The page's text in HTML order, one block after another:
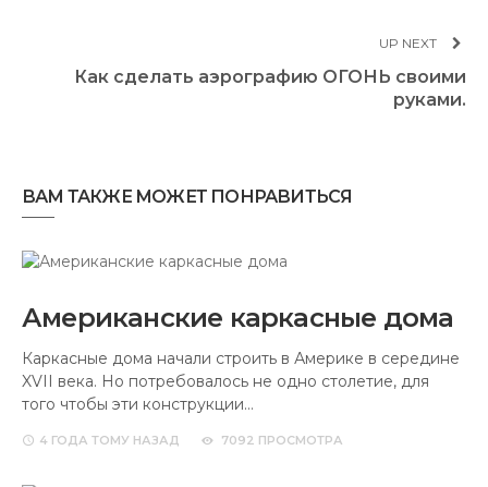
UP NEXT
Как сделать аэрографию ОГОНЬ своими
руками.
ВАМ ТАКЖЕ МОЖЕТ ПОНРАВИТЬСЯ
Американские каркасные дома
Каркасные дома начали строить в Америке в середине
XVII века. Но потребовалось не одно столетие, для
того чтобы эти конструкции…
4 ГОДА ТОМУ НАЗАД 7092 ПРОСМОТРА